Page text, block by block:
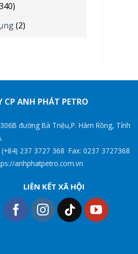
(2)
CP ANH PHÁT PETRO
đường Bà Triệu,P. Hàm Rồng, Tỉnh
237 3727 368 Fax: 0237 3727368
anhphatpetro.com.vn
LIÊN KẾT XÃ HỘI